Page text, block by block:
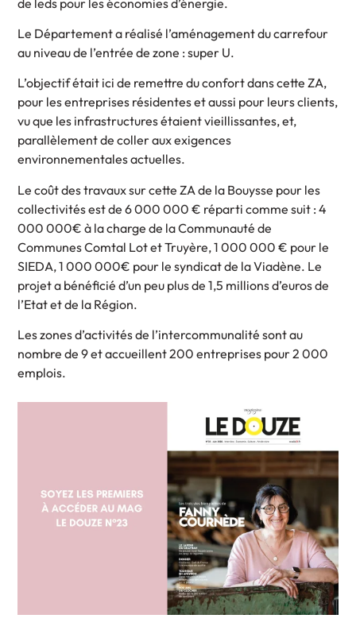
Le Département a réalisé l’aménagement du carrefour
au niveau de l’entrée de zone : super U.
L’objectif était ici de remettre du confort dans cette ZA,
pour les entreprises résidentes et aussi pour leurs clients,
vu que les infrastructures étaient vieillissantes, et,
parallèlement de coller aux exigences
environnementales actuelles.
Le coût des travaux sur cette ZA de la Bouysse pour les
collectivités est de 6 000 000 € réparti comme suit : 4
000 000€ à la charge de la Communauté de
Communes Comtal Lot et Truyère, 1 000 000 € pour le
SIEDA, 1 000 000€ pour le syndicat de la Viadène. Le
projet a bénéficié d’un peu plus de 1,5 millions d’euros de
l’Etat et de la Région.
Les zones d’activités de l’intercommunalité sont au
nombre de 9 et accueillent 200 entreprises pour 2 000
emplois.